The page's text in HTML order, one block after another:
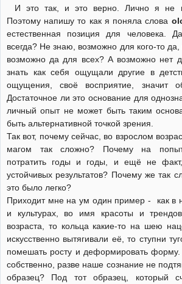
И это так, и это верно. Лично я не
Поэтому напишу то как я поняла слова
естественная позиция для человека.
всегда? Не знаю, возможно для кого-то
возможно да для всех? А возможно нет
знать как себя ощущали другие в
ощущения, своё восприятие, значит
Достаточное ли это основание для
личный опыт не может быть таким
быть альтернативной точкой зрения.
Так вот, почему сейчас, во взрослом
магом так сложно? Почему на
потратить годы и годы, и ещё не
устойчивых результатов? Почему же так
это было легко?
Приходит мне на ум один пример - как в
и культурах, во имя красоты и
возраста, то кольца какие-то на шею
искусственно вытягивали её, то ступни
помешать росту и деформировать форму.
собственно, разве наше сознание не
образец? Под тот образец, который